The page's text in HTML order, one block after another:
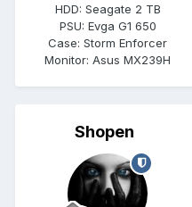
HDD: Seagate 2 TB
PSU: Evga G1 650
Case: Storm Enforcer
Monitor: Asus MX239H
Shopen